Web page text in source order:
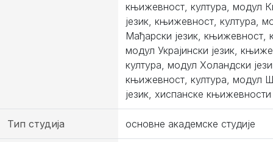
књижевност, култура, модул
језик, књижевност, култура,
Мађарски језик, књижевност,
модул Украјински језик,
култура, модул Холандски
књижевност, култура, модул
језик, хиспанске књижевности
Тип студија основне академске студије